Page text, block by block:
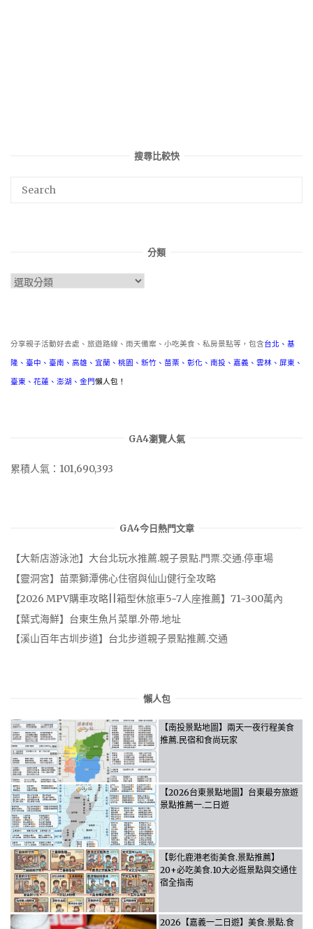
搜尋比較快
分類
分
分享親子活動好去處、旅遊路線、雨天備案、小吃美食、私房景點等，包含台北 、 基
隆 、 臺中 、 臺南 、 高雄 、 宜蘭 、 桃園 、 新竹 、 苗栗 、 彰化 、 南投 、 嘉義 、 雲林 、 屏東 、
臺東 、 花蓮 、 澎湖 、 金門懶人包！
GA4瀏覽人氣
累積人氣：101,690,393
GA4今日熱門文章
【大新店游泳池】大台北玩水推薦.親子景點.門票.交通.停車場
【靈洞宮】苗栗獅潭佛心住宿與仙山健行全攻略
【2026 MPV購車攻略||箱型休旅車5~7人座推薦】71~300萬內
【葉式海鮮】台東生魚片菜單.外帶.地址
【溪山百年古圳步道】台北步道親子景點推薦.交通
懶人包
【南投景點地圖】兩天一夜行程美食
推薦.民宿和食尚玩家
【2026台東景點地圖】台東最夯旅遊
景點推薦一.二日遊
【彰化鹿港老街美食.景點推薦】
20+必吃美食.10大必逛景點與交通住
宿全指南
2026【嘉義一二日遊】美食.景點.食